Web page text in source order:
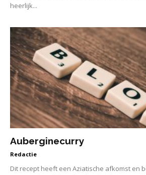
heerlijk...
Auberginecurry
Redactie
Dit recept heeft een Aziatische afkomst en